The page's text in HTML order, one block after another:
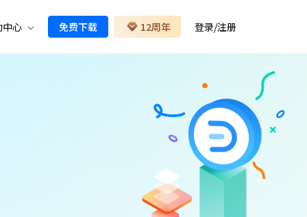
中心 免费下载 12周年 登录/注册